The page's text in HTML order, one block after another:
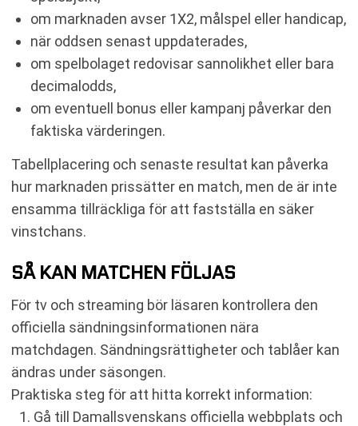
om marknaden avser 1X2, målspel eller handicap,
när oddsen senast uppdaterades,
om spelbolaget redovisar sannolikhet eller bara
decimalodds,
om eventuell bonus eller kampanj påverkar den
faktiska värderingen.
Tabellplacering och senaste resultat kan påverka
hur marknaden prissätter en match, men de är inte
ensamma tillräckliga för att fastställa en säker
vinstchans.
SÅ KAN MATCHEN FÖLJAS
För tv och streaming bör läsaren kontrollera den
officiella sändningsinformationen nära
matchdagen. Sändningsrättigheter och tablåer kan
ändras under säsongen.
Praktiska steg för att hitta korrekt information:
Gå till Damallsvenskans officiella webbplats och